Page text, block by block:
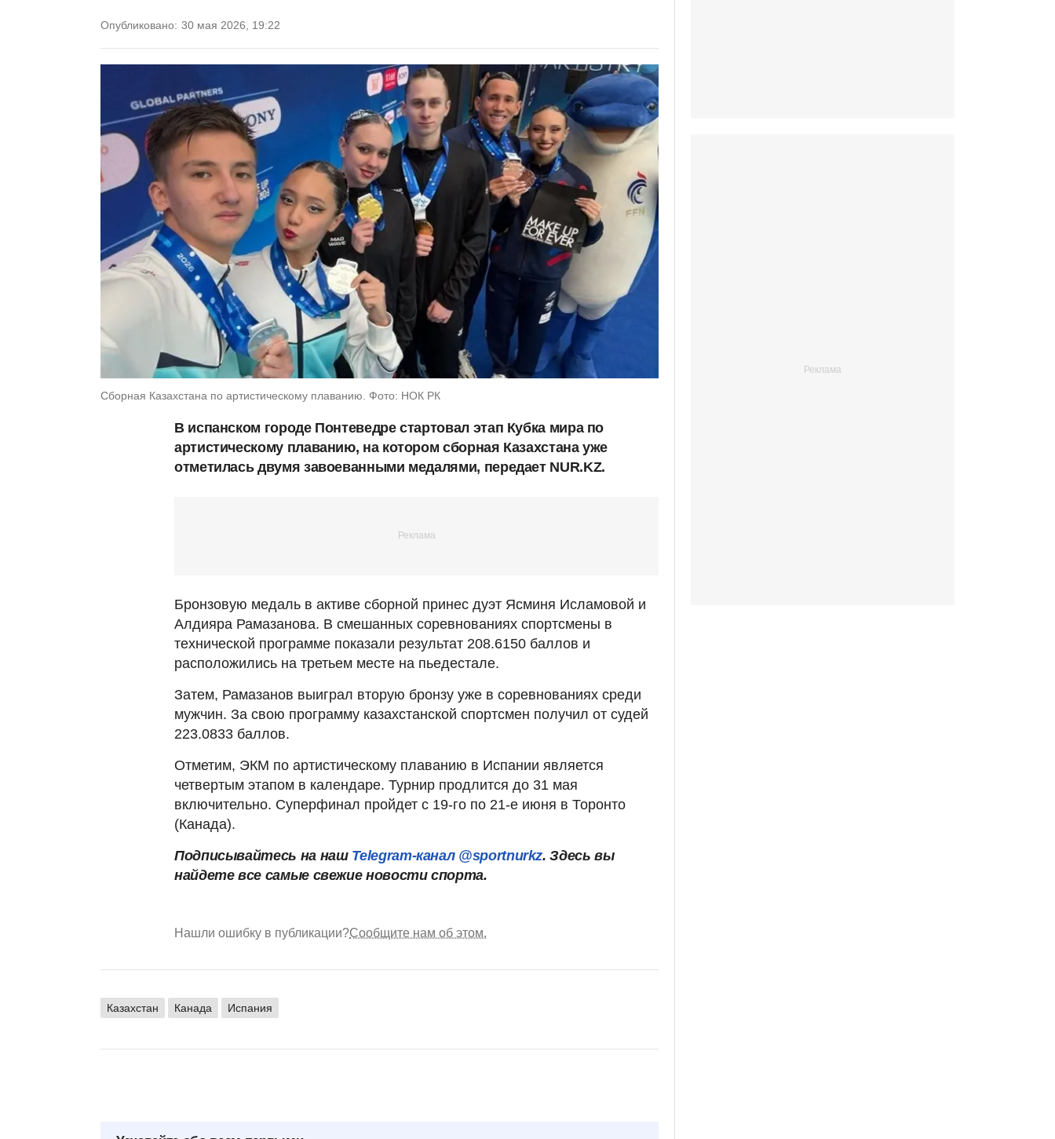
Опубликовано: 30 мая 2026, 19:22
Сборная Казахстана по артистическому плаванию. Фото: НОК РК
В испанском городе Понтеведре стартовал этап Кубка мира по
артистическому плаванию, на котором сборная Казахстана уже
отметилась двумя завоеванными медалями, передает NUR.KZ.
Бронзовую медаль в активе сборной принес дуэт Ясминя Исламовой и
Алдияра Рамазанова. В смешанных соревнованиях спортсмены в
технической программе показали результат 208.6150 баллов и
расположились на третьем месте на пьедестале.
Затем, Рамазанов выиграл вторую бронзу уже в соревнованиях среди
мужчин. За свою программу казахстанской спортсмен получил от судей
223.0833 баллов.
Отметим, ЭКМ по артистическому плаванию в Испании является
четвертым этапом в календаре. Турнир продлится до 31 мая
включительно. Суперфинал пройдет с 19-го по 21-е июня в Торонто
(Канада).
Подписывайтесь на наш Telegram-канал @sportnurkz. Здесь вы
найдете все самые свежие новости спорта.
Нашли ошибку в публикации?Сообщите нам об этом.
Казахстан Канада Испания